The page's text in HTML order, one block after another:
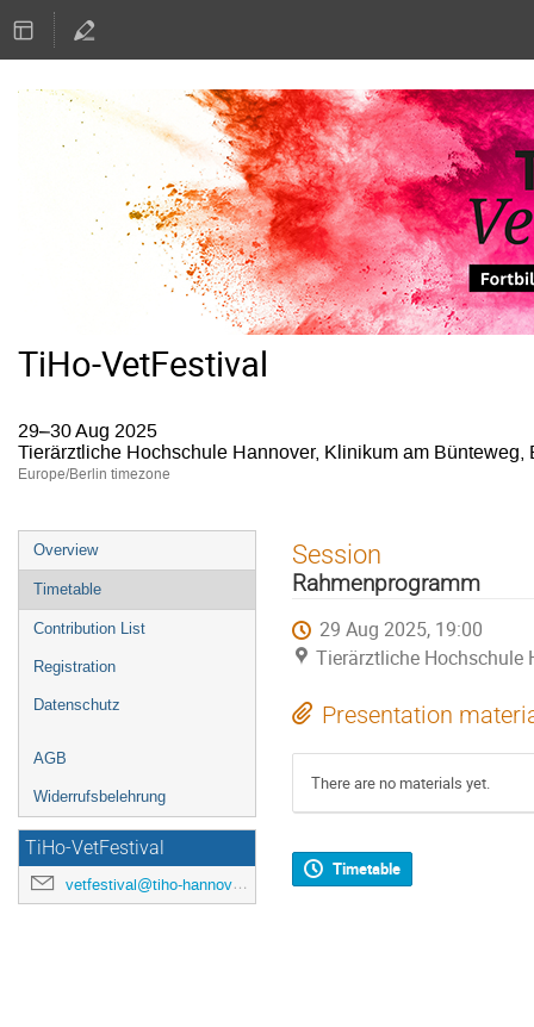
TiHo-VetFestival
29–30 Aug 2025
Tierärztliche Hochschule Hannover, Klinikum am
Europe/Berlin timezone
Event
menu
Overview
Timetable
Contribution List
Registration
Datenschutz
AGB
Widerrufsbelehrung
TiHo-VetFestival
vetfestival@tiho-hannover.de
Session
Rahmenprogramm
29 Aug 2025, 19:00
Tierärztliche Hochschule
Presentation
There are no materials yet.
Timetable